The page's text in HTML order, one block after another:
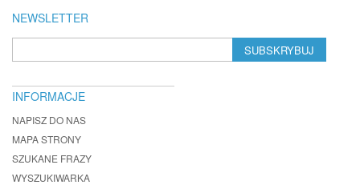
NEWSLETTER
SUBSKRYBUJ
INFORMACJE
NAPISZ DO NAS
MAPA STRONY
SZUKANE FRAZY
WYSZUKIWARKA